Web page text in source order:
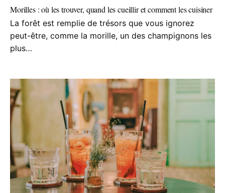
Morilles : où les trouver, quand les cueillir et comment les cuisiner
La forêt est remplie de trésors que vous ignorez
peut-être, comme la morille, un des champignons les
plus…